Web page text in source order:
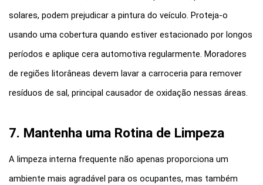
solares, podem prejudicar a pintura do veículo. Proteja-o
usando uma cobertura quando estiver estacionado por longos
períodos e aplique cera automotiva regularmente. Moradores
de regiões litorâneas devem lavar a carroceria para remover
resíduos de sal, principal causador de oxidação nessas áreas.
7. Mantenha uma Rotina de Limpeza
A limpeza interna frequente não apenas proporciona um
ambiente mais agradável para os ocupantes, mas também